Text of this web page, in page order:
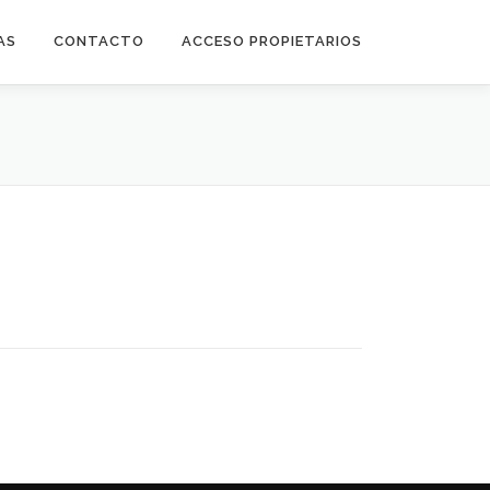
CONTACTO ACCESO PROPIETARIOS